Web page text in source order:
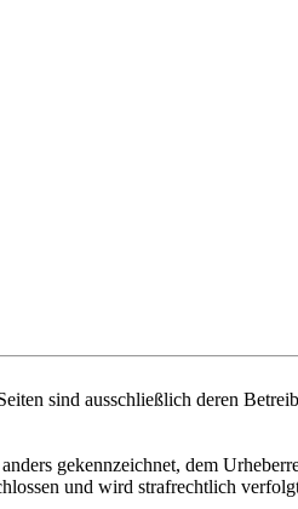
sind ausschließlich deren
gekennzeichnet, dem
und wird strafrechtlich